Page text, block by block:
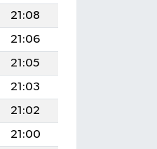
21:08
21:06
21:05
21:03
21:02
21:00